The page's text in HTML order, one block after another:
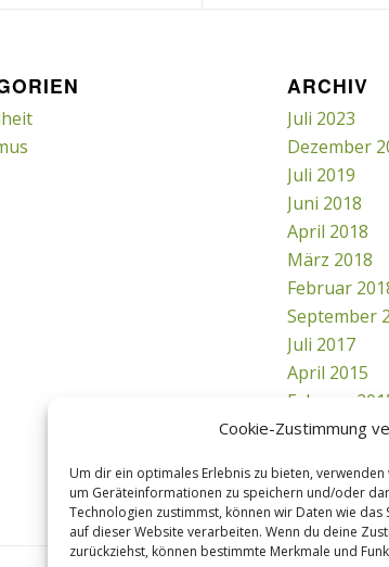
Cookie-Zustimmung
Um dir ein optimales Erlebnis zu bieten,
um Geräteinformationen zu speichern und/oder
Technologien zustimmst, können wir Daten wie
auf dieser Website verarbeiten. Wenn du deine
zurückziehst, können bestimmte Merkmale und
ARCHIV
Juli 2023
Dezember
Juli 2019
Juni 2018
April 2018
März 2018
Februar
September
Juli 2017
April 2015
Februar